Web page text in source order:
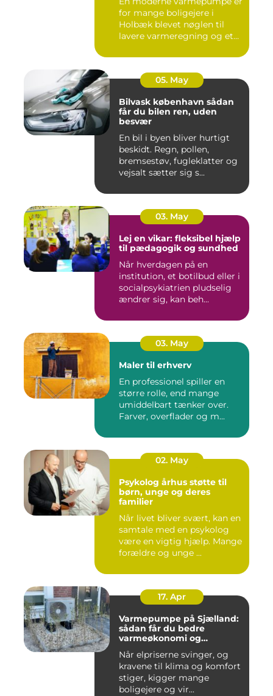
for mange boligejere i
Holbæk blevet nøglen til
lavere varmeregning og et
05. May
Bilvask københavn sådan
får du bilen ren, uden
besvær
En bil i byen bliver hurtigt
beskidt. Regn, pollen,
bremsestøv, fugleklatter og
vejsalt sætter sig s...
03. May
Lej en vikar: fleksibel hjælp
til pædagogik og sundhed
Når hverdagen på en
institution, et botilbud eller i
socialpsykiatrien pludselig
ændrer sig, kan beh...
03. May
Maler til erhverv
En professionel spiller en
større rolle, end mange
umiddelbart tænker over.
Farver, overflader og m...
02. May
Psykolog århus støtte til
børn, unge og deres
familier
Når livet bliver svært, kan en
samtale med en psykolog
være en vigtig hjælp. Mange
forældre og unge ...
17. Apr
Varmepumpe på Sjælland:
sådan får du bedre
varmeøkonomi og
Når elpriserne svinger, og
kravene til klima og komfort
stiger, kigger mange
boligejere og vir...